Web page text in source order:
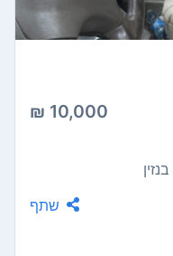
10,000 ₪
בנזין
שתף